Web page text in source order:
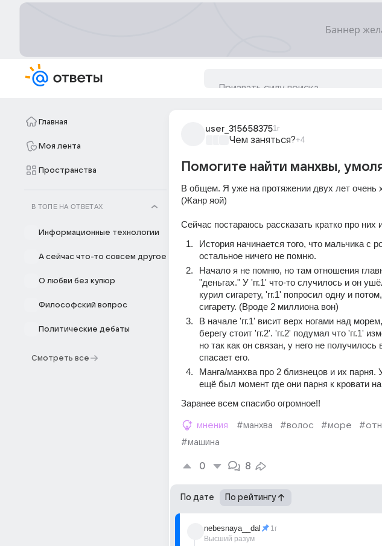
Главная
Моя лента
Пространства
В ТОПЕ НА ОТВЕТАХ
Информационные технологии
А сейчас что-то совсем другое
О любви без купюр
Философский вопрос
Политические дебаты
Смотреть все
user_3156583751г
Чем заняться?+4
Помогите найти манхвы,
В общем. Я уже на протяжении двух лет очень
(Жанр яой)
Сейчас постараюсь рассказать кратко про них
История начинается того, что мальчика с
остальное ничего не помню.
Начало я не помню, но там отношения
"деньгах." У 'гг.1' что-то случилось и он
курил сигарету, 'гг.1' попросил одну и
сигарету. (Вроде 2 миллиона вон)
В начале 'гг.1' висит верх ногами над
берегу стоит 'гг.2'. 'гг.2' подумал что 'гг.1'
но так как он связан, у него не
спасает его.
Манга/манхва про 2 близнецов и их
ещё был момент где они парня к кровати
Заранее всем спасибо огромное!!
мнения #манхва #волос #море
#машина
0 8
По дате По рейтингу
nebesnaya__dal
Высший разум
1г